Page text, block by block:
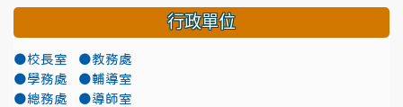
行政單位
●校長室
●教務處
●學務處
●輔導室
●總務處
●導師室